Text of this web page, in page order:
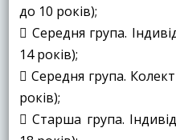
до 10 років);
 Середня група.
14 років);
 Середня група.
років);
 Старша група.